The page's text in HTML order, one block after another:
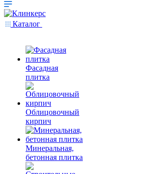
Каталог
Фасадная
плитка
Облицовочный
кирпич
Минеральная,
бетонная плитка